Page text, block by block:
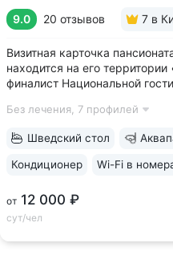
9.0 20 отзывов 7 в
Визитная карточка
находится на его
финалист Национальной
на горы и замок • В
Без лечения, 7 профилей
от 12 000 ₽
сут/чел
Шведский стол
Кондиционер Wi-Fi в